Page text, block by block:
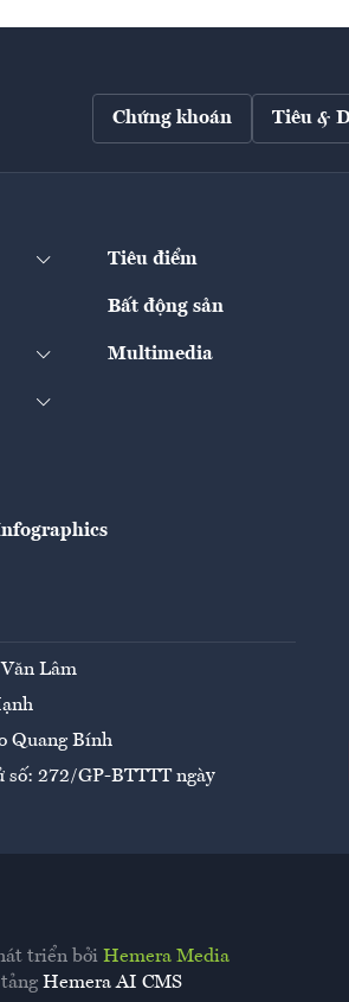
Chứng khoán Tiêu &
Tiêu điểm
Bất động sản
Multimedia
Lâm
Quang Bính
số: 272/GP-BTTTT ngày
triển bởi Hemera Media
Hemera AI CMS